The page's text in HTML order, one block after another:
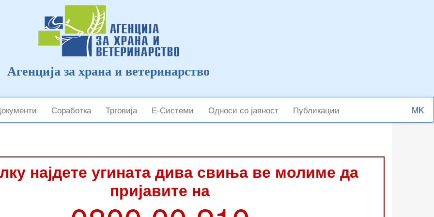
Агенција за храна и ветеринарство
Соработка Трговија Е-Системи Односи со јавност Публикации
Select
your
најдете угината дива свиња ве молиме да
пријавите на